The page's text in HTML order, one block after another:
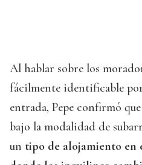
Al hablar sobre los
fácilmente identificable
entrada, Pepe confirmó
bajo la modalidad de
un tipo de alojamiento en